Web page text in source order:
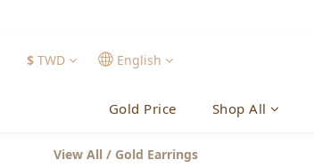
$ TWD English
Gold Price Shop All
View All / Gold Earrings